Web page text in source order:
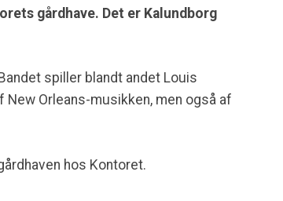
gårdhave. Det er Kalundborg
spiller blandt andet Louis
Orleans-musikken, men også af
hos Kontoret.